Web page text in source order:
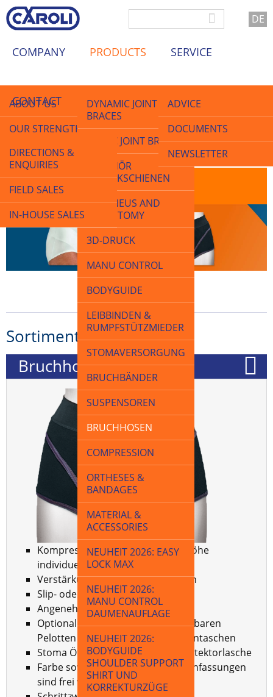
COMPANY
ABOUT US
OUR STRENGTHS
QUALITY
NEWS & TRADE FAIRS
VACANCIES
PRODUCTS
DYNAMIC JOINT
BRACES
STATIC JOINT BRACES
ZUBEHÖR
GELENKSCHIENEN
PERONEUS AND
COLOSTOMY
3D-DRUCK
MANU CONTROL
BODYGUIDE
LEIBBINDEN &
RUMPFSTÜTZMIEDER
STOMAVERSORGUNG
BRUCHBÄNDER
SUSPENSOREN
BRUCHHOSEN
COMPRESSION
ORTHESES &
BANDAGES
MATERIAL &
ACCESSORIES
NEUHEIT 2026: EASY
LOCK MAX
NEUHEIT 2026:
MANU CONTROL
DAUMENAUFLAGE
NEUHEIT 2026:
BODYGUIDE
SHOULDER SUPPORT
SHIRT UND
KORREKTURZÜGE
SERVICE
ADVICE
DOCUMENTS
NEWSLETTER
CONTACT
DIRECTIONS &
ENQUIRIES
FIELD SALES
IN-HOUSE SALES
DE
Home >Products> Bruchhosen
Bruchhosen
Sortiment
Bruchhosen nach Maß
Kompressionsstärke und Taillenhöhe
individuell wählbar
Verstärkung in Teilbereich möglich
Slip- oder Pantyform
Angenehmer Tragekomfort
Optional mit Eingriff, herausnehmbaren
Pelotten zum Kletten oder Pelottentaschen
Stoma Öffnung mit oder ohne Protektorlasche
Farbe sowie Kontrastnähte und Einfassungen
sind frei wählbar